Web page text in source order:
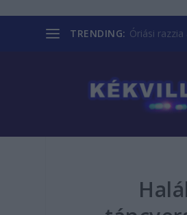
TRENDING: Óriási